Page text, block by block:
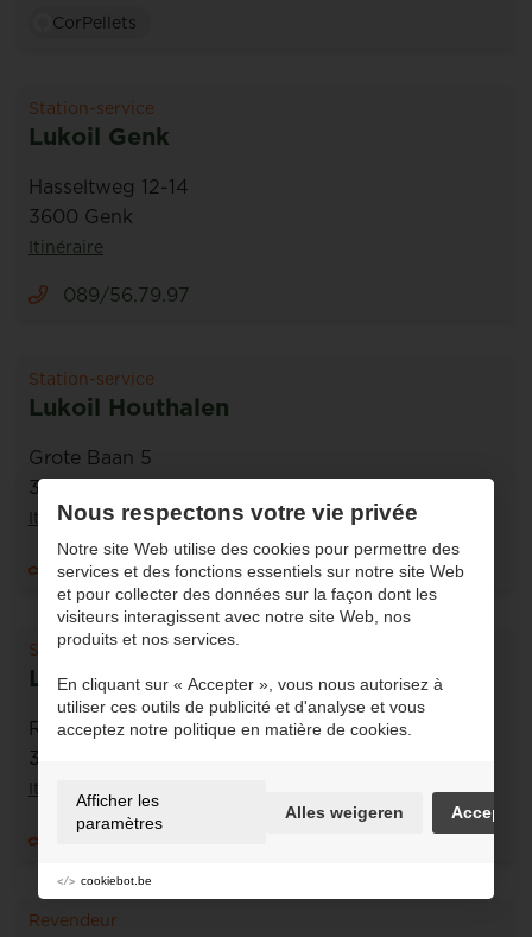
CorPellets
Station-service
Lukoil Genk
Hasseltweg 12-14
3600 Genk
Itinéraire
089/56.79.97
Station-service
Lukoil Houthalen
Grote Baan 5
3630 Houthalen-Helchteren
Itinéraire
011664001
Station-service
Lukoil Maasmechelen
Rijksweg 603
3630 Maasmechelen
Itinéraire
089/46 48 36
Revendeur
Nous respectons votre vie privée
Notre site Web utilise des cookies pour permettre des
services et des fonctions essentiels sur notre site Web
et pour collecter des données sur la façon dont les
visiteurs interagissent avec notre site Web, nos
produits et nos services.
En cliquant sur « Accepter », vous nous autorisez à
utiliser ces outils de publicité et d'analyse et vous
acceptez notre politique en matière de cookies.
Afficher les
paramètres
Alles weigeren Accepter
cookiebot.be